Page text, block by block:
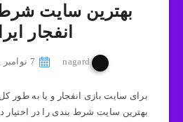
بهترین سایت
انفجار
nagard 7 نوامبر , 2019
برای سایت بازی انفجار و یا به طور
بهترین سایت شرط بندی را در اختیار